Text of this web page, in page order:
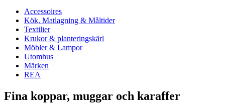
Accessoires
Kök, Matlagning & Måltider
Textilier
Krukor & planteringskärl
Möbler & Lampor
Utomhus
Märken
REA
Fina koppar, muggar och karaffer